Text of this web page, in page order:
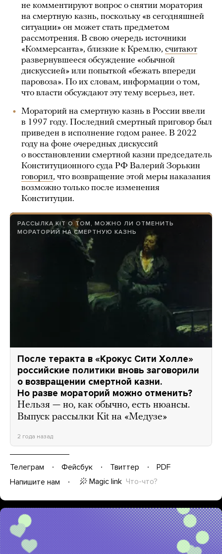
не комментируют вопрос о снятии моратория
на смертную казнь, поскольку «в сегодняшней
ситуации» он может стать предметом
рассмотрения. В свою очередь источники
«Коммерсанта», близкие к Кремлю, считают
развернувшееся обсуждение «обычной
дискуссией» или попыткой «бежать впереди
паровоза». По их словам, информации о том,
что власти обсуждают эту тему всерьез, нет.
Мораторий на смертную казнь в России ввели
в 1997 году. Последний смертный приговор был
приведен в исполнение годом ранее. В 2022
году на фоне очередных дискуссий
о восстановлении смертной казни председатель
Конституционного суда РФ Валерий Зорькин
говорил, что возвращение этой меры наказания
возможно только после изменения
Конституции.
РАССЫЛКА KIT О ТОМ, МОЖНО ЛИ ОТМЕНИТЬ
МОРАТОРИЙ НА СМЕРТНУЮ КАЗНЬ
После теракта в «Крокус Сити Холле»
российские политики вновь заговорили
о возвращении смертной казни.
Но разве мораторий можно отменить?
Нельзя — но, как обычно, есть нюансы.
Выпуск рассылки Kit на «Медузе»
2 года назад
Телеграм Фейсбук Твиттер
PDF
Напишите нам
Magic link Что-что?